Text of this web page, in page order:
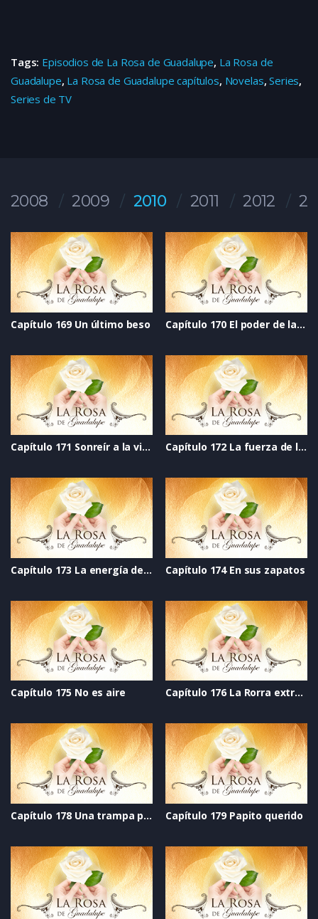
Tags: Episodios de La Rosa de Guadalupe, La Rosa de
Guadalupe, La Rosa de Guadalupe capítulos, Novelas,Series,
Series de TV
2008 2009 2010 2011 2012
Capítulo 169 Un último beso Capítulo 170 El poder de la imaginación
Capítulo 171 Sonreír a la vida Capítulo 172 La fuerza de la verdad
Capítulo 173 La energía del corazón Capítulo 174 En sus zapatos
Capítulo 175 No es aire Capítulo 176 La Rorra extralarge
Capítulo 178 Una trampa profunda Capítulo 179 Papito querido